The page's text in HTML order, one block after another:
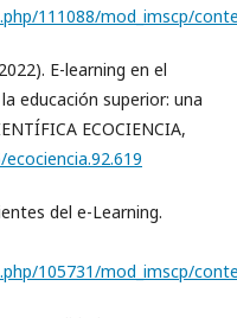
111088/mod_imscp/
E-learning en el
educación superior: una
ECOCIENCIA,
del e-Learning.
105731/mod_imscp/